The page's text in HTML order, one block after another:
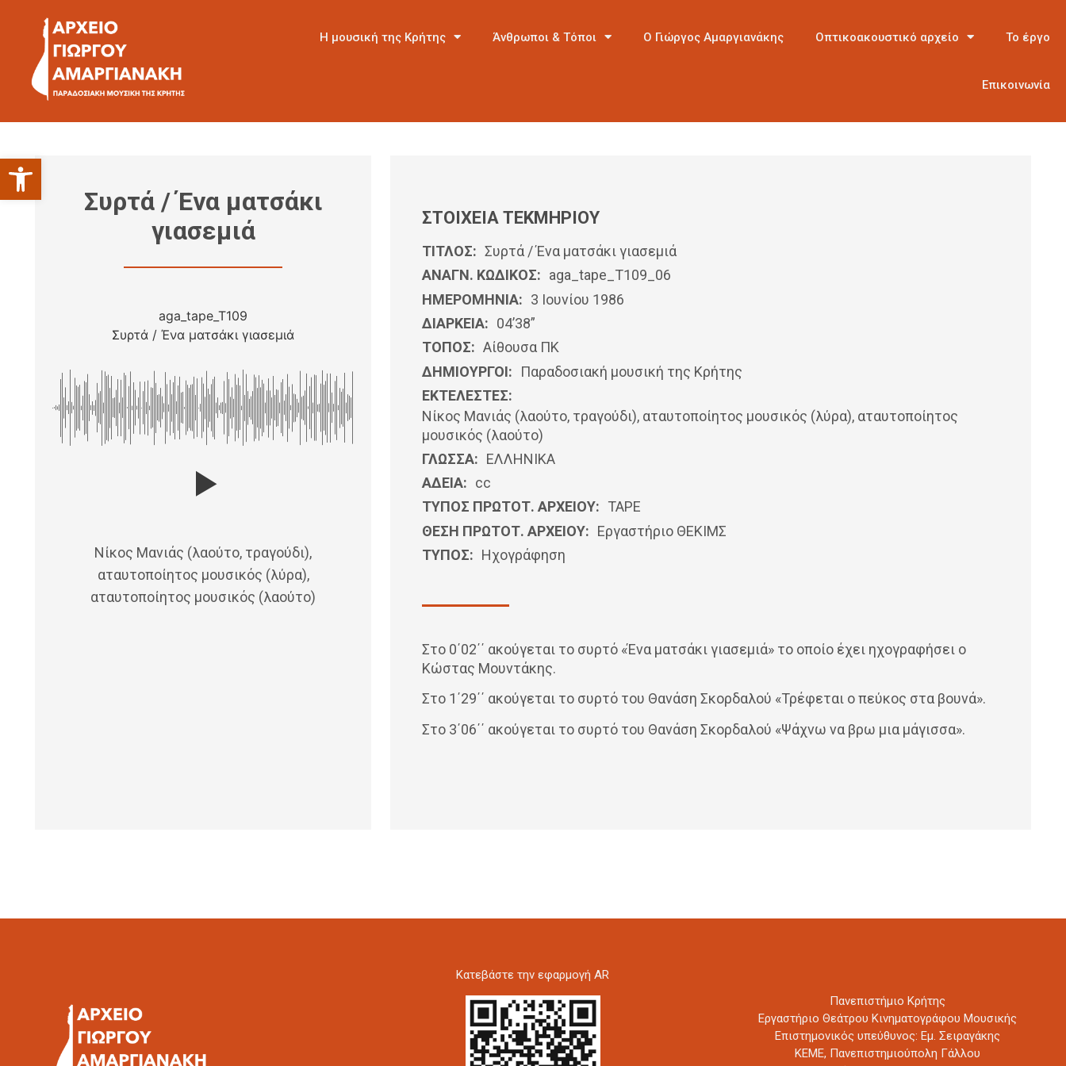
Ανοίξτε τη γραμμή εργαλείων
Η μουσική της Κρήτης Άνθρωποι & Τόποι Ο Γιώργος Αμαργιανάκης Οπτικοακουστικό αρχείο Το έργο
Επικοινωνία
Συρτά / Ένα ματσάκι
γιασεμιά
aga_tape_T109
Συρτά / Ένα ματσάκι γιασεμιά
Νίκος Μανιάς (λαούτο, τραγούδι),
αταυτοποίητος μουσικός (λύρα),
αταυτοποίητος μουσικός (λαούτο)
ΣΤΟΙΧΕΙΑ ΤΕΚΜΗΡΙΟΥ
ΤΙΤΛΟΣ: Συρτά / Ένα ματσάκι γιασεμιά
ΑΝΑΓΝ. ΚΩΔΙΚΟΣ: aga_tape_T109_06
ΗΜΕΡΟΜΗΝΊΑ: 3 Ιουνίου 1986
ΔΙΑΡΚΕΙΑ: 04’38”
ΤΟΠΟΣ: Αίθουσα ΠΚ
ΔΗΜΙΟΥΡΓΟΙ:
Παραδοσιακή μουσική της Κρήτης
ΕΚΤΕΛΕΣΤΕΣ:
Νίκος Μανιάς (λαούτο, τραγούδι), αταυτοποίητος μουσικός (λύρα), αταυτοποίητος
μουσικός (λαούτο)
ΓΛΩΣΣΑ: ΕΛΛΗΝΙΚΆ
ΑΔΕΙΑ: cc
ΤΥΠΟΣ ΠΡΩΤΟΤ. ΑΡΧΕΙΟΥ: ΤΑΡΕ
ΘΕΣΗ ΠΡΩΤΟΤ. ΑΡΧΕΙΟΥ: Εργαστήριο ΘΕΚΙΜΣ
ΤΥΠΟΣ: Ηχογράφηση
Στο 0΄02΄΄ ακούγεται το συρτό «Ένα ματσάκι γιασεμιά» το οποίο έχει ηχογραφήσει ο
Κώστας Μουντάκης.
Στο 1΄29΄΄ ακούγεται το συρτό του Θανάση Σκορδαλού «Τρέφεται ο πεύκος στα βουνά».
Στο 3΄06΄΄ ακούγεται το συρτό του Θανάση Σκορδαλού «Ψάχνω να βρω μια μάγισσα».
Kατεβάστε την εφαρμογή AR
Πανεπιστήμιο Κρήτης
Εργαστήριο Θεάτρου Κινηματογράφου Μουσικής
Επιστημονικός υπεύθυνος: Εμ. Σειραγάκης
ΚΕΜΕ, Πανεπιστημιούπολη Γάλλου